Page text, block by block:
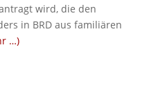
wird, die den
in BRD aus familiären
…)